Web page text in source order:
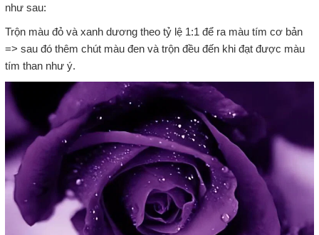
như sau:
Trộn màu đỏ và xanh dương theo tỷ lệ 1:1 để ra màu tím cơ bản
=> sau đó thêm chút màu đen và trộn đều đến khi đạt được màu
tím than như ý.